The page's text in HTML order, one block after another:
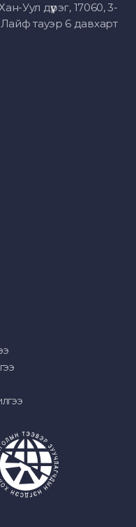
Уул дүүрэг, 17060, 3-
тауэр 6 давхарт